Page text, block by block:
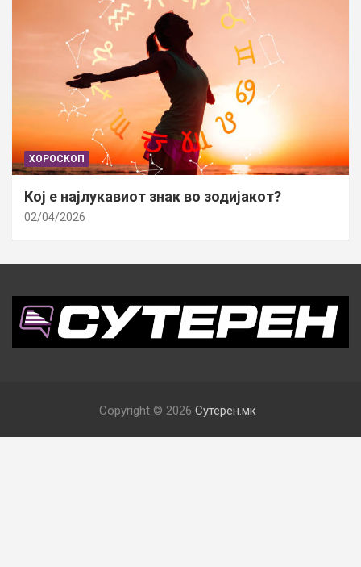
ХОРОСКОП
Кој е најлукавиот знак во зодијакот?
02/04/2026
Copyright © 2026 Сутерен.мк